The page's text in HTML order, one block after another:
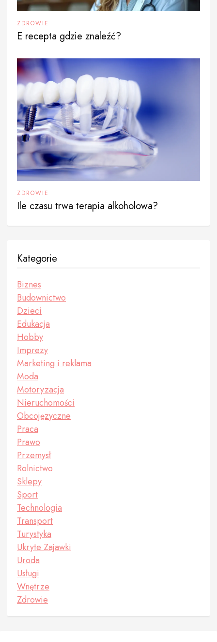
ZDROWIE
E recepta gdzie znaleźć?
ZDROWIE
Ile czasu trwa terapia alkoholowa?
Kategorie
Biznes
Budownictwo
Dzieci
Edukacja
Hobby
Imprezy
Marketing i reklama
Moda
Motoryzacja
Nieruchomości
Obcojęzyczne
Praca
Prawo
Przemysł
Rolnictwo
Sklepy
Sport
Technologia
Transport
Turystyka
Ukryte Zajawki
Uroda
Usługi
Wnętrze
Zdrowie